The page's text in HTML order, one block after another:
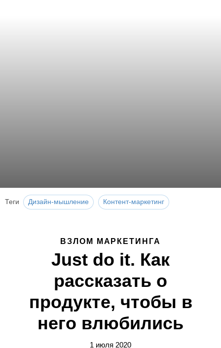
Теги Дизайн-мышление Контент-маркетинг
ВЗЛОМ МАРКЕТИНГА
Just do it. Как
рассказать о
продукте, чтобы в
него влюбились
1 июля 2020